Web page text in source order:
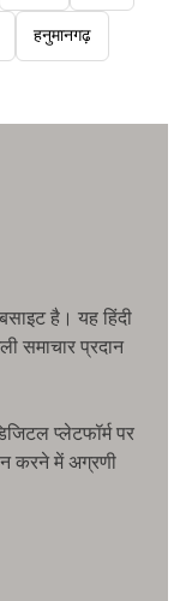
हनुमानगढ़
है। यह हिंदी
समाचार प्रदान
प्लेटफॉर्म पर
करने में अग्रणी